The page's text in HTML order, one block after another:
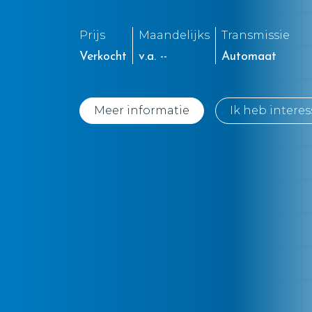
Prijs
Verkocht
Maandelijks
v.a. --
Transmissie
Automaat
Meer informatie Ik heb